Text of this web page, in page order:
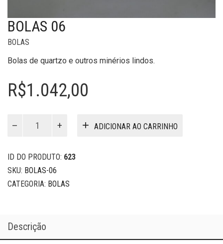
BOLAS 06
BOLAS
Bolas de quartzo e outros minérios lindos.
R$1.042,00
ADICIONAR AO CARRINHO
ID DO PRODUTO: 623
SKU: BOLAS-06
CATEGORIA: BOLAS
Descrição